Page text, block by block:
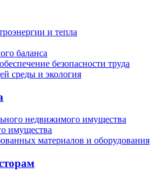
и тепла
баланса
безопасности труда
среды и экология
недвижимого имущества
имущества
материалов и оборудования